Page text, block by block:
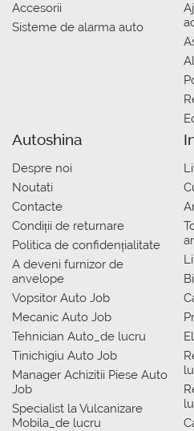
Accesorii
Sisteme de alarma auto
Autoshina
Despre noi
Noutati
Contacte
Condiții de returnare
Politica de confidențialitate
A deveni furnizor de
anvelope
Vopsitor Auto Job
Mecanic Auto Job
Tehnician Auto_de lucru
Tinichigiu Auto Job
Manager Achizitii Piese Auto
Job
Specialist la Vulcanizare
Mobila_de lucru